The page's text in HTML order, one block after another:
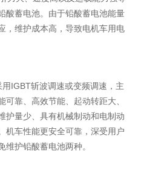
酸蓄电池。由于铅酸蓄电池能量
， 维护成本高 ， 导致电机车用电
用IGBT斩波调速或变频调速，主
靠、高效节能、起动转距大、
护量少、具有机械制动和电制动
机车性能更安全可靠，深受用户
护铅酸蓄电池两种。